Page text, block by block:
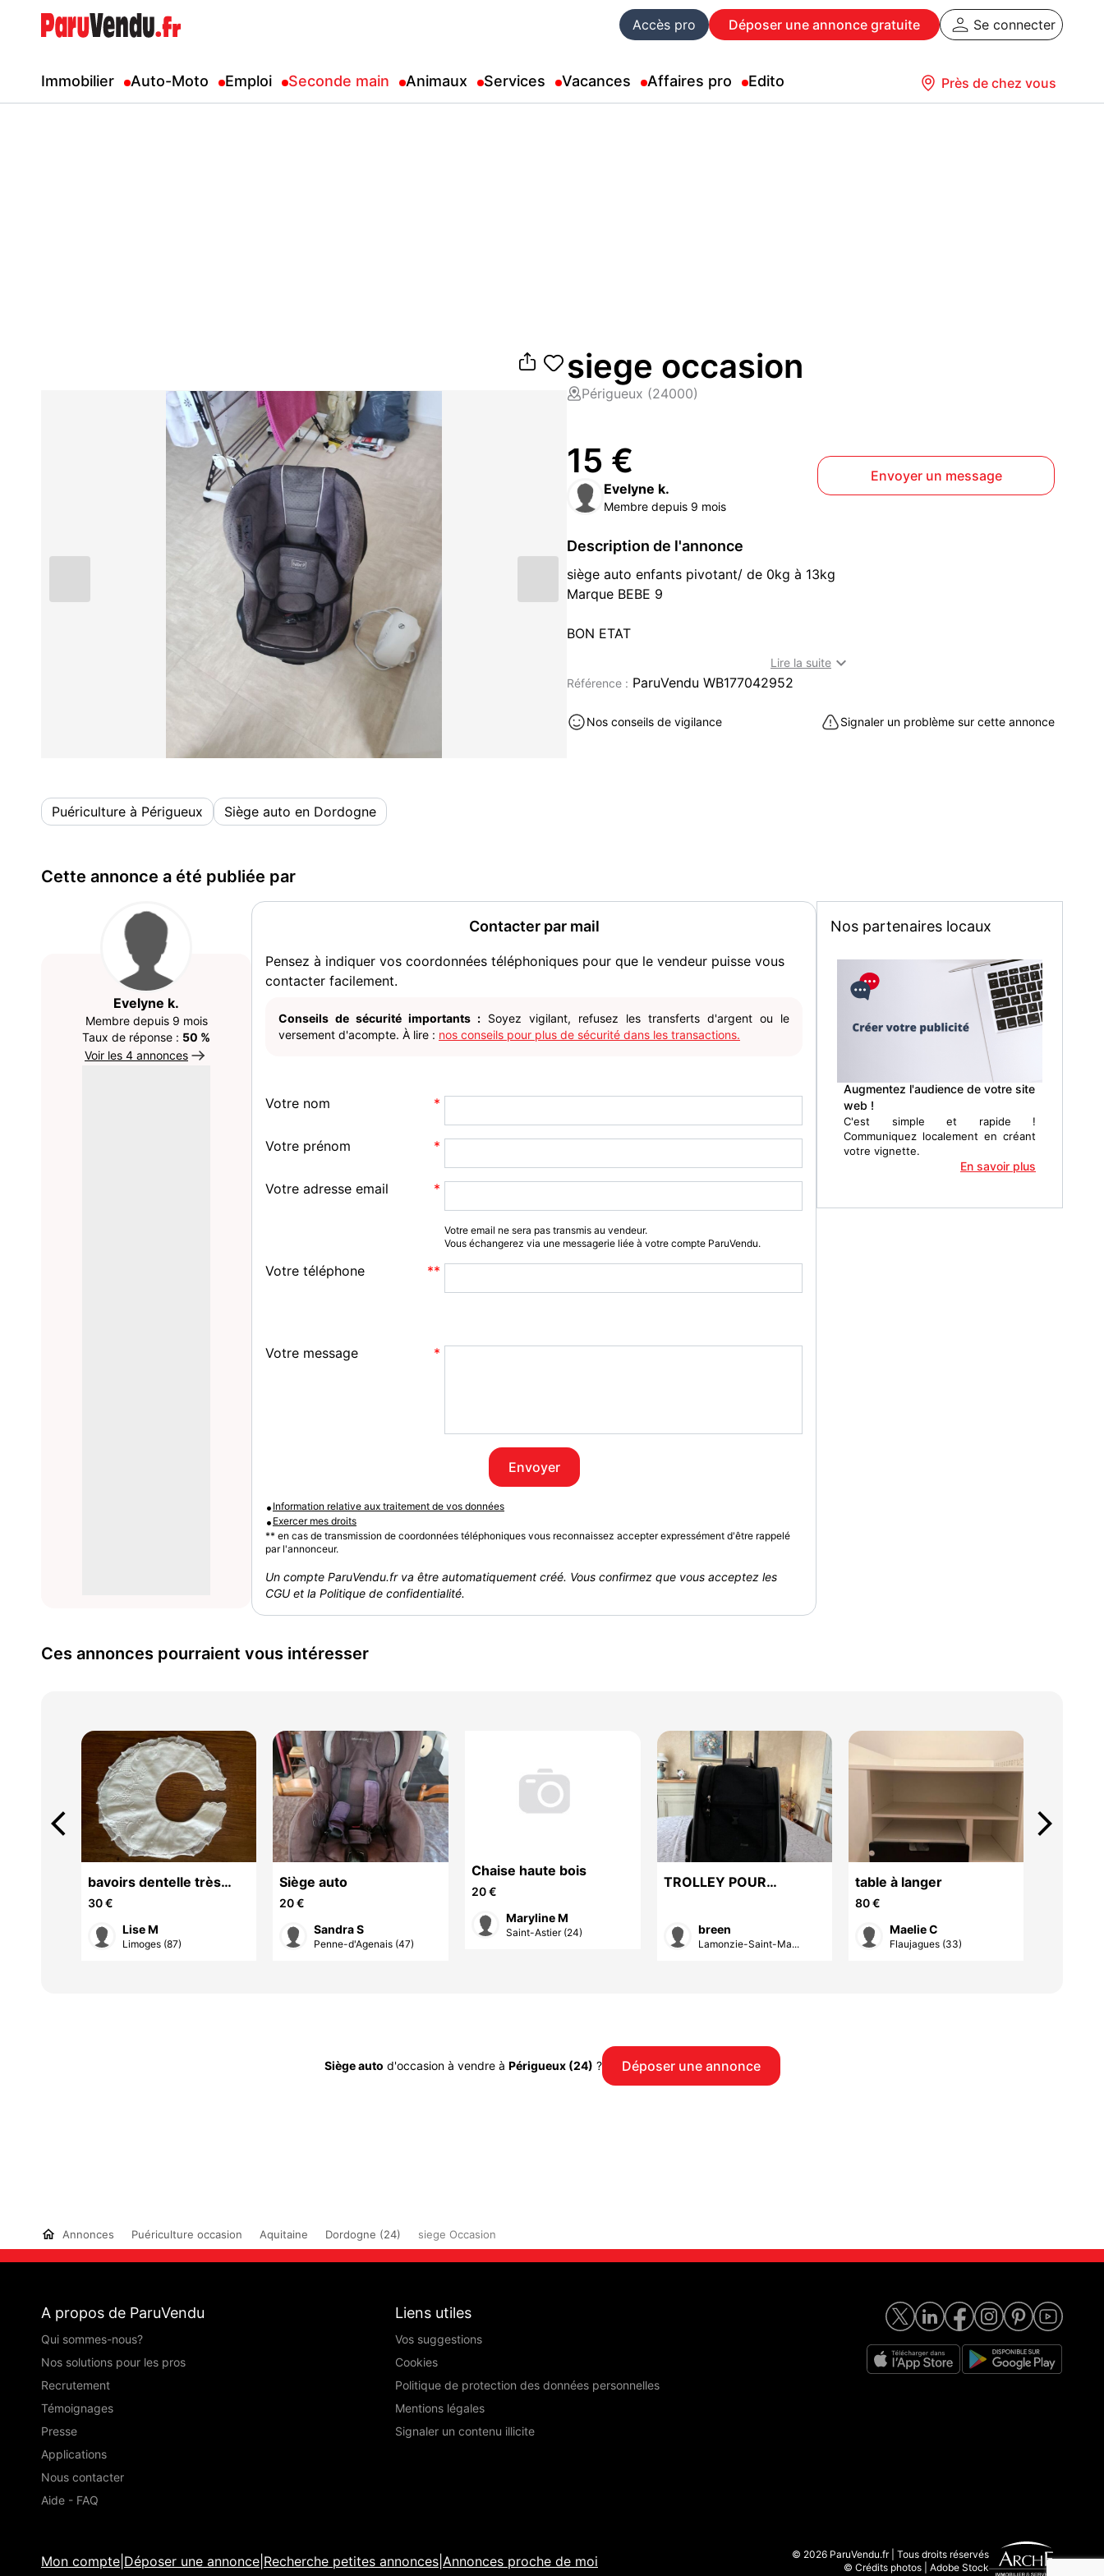
Accès pro Déposer une annonce gratuite Se connecter
Immobilier Auto-Moto Emploi Seconde main Animaux Services Vacances Affaires pro Edito Près de chez vous
siege occasion
Périgueux (24000)
15 €
Evelyne k.
Membre depuis 9 mois
Envoyer un message
Description de l'annonce
siège auto enfants pivotant/ de 0kg à 13kg
Marque BEBE 9
BON ETAT
Lire la suite 
Référence : ParuVendu WB177042952
Nos conseils de vigilance Signaler un problème sur cette annonce
Puériculture à Périgueux Siège auto en Dordogne
Cette annonce a été publiée par
Evelyne k.
Membre depuis 9 mois
Taux de réponse : 50 %
Voir les 4 annonces
Contacter par mail
Pensez à indiquer vos coordonnées téléphoniques pour que le vendeur puisse vous
contacter facilement.
Conseils de sécurité importants : Soyez vigilant, refusez les transferts d'argent ou le
versement d'acompte. À lire : nos conseils pour plus de sécurité dans les transactions.
Votre nom
Votre prénom
Votre adresse email
Votre email ne sera pas transmis au vendeur.
Vous échangerez via une messagerie liée à votre compte ParuVendu.
Votre téléphone
Votre message
Envoyer
• Information relative aux traitement de vos données
• Exercer mes droits
** en cas de transmission de coordonnées téléphoniques vous reconnaissez accepter expressément d'être rappelé
par l'annonceur.
Un compte ParuVendu.fr va être automatiquement créé. Vous confirmez que vous acceptez les
CGU et la Politique de confidentialité.
Nos partenaires locaux
Augmentez l'audience de votre site
web !
C'est simple et rapide !
Communiquez localement en créant
votre vignette.
En savoir plus
Ces annonces pourraient vous intéresser
bavoirs dentelle très
anciens
30 €
Lise M
Limoges (87)
Siège auto
20 €
Sandra S
Penne-d'Agenais (47)
Chaise haute bois
20 €
Maryline M
Saint-Astier (24)
TROLLEY POUR
CHIEN DE TAILLE
MOYENNE
breen
Lamonzie-Saint-Ma...
table à langer
80 €
Maelie C
Flaujagues (33)
arrow_back_ios arrow_forward_ios
Siège auto d'occasion à vendre à Périgueux (24) ? Déposer une annonce
Annonces Puériculture occasion Aquitaine Dordogne (24) siege Occasion
A propos de ParuVendu
Qui sommes-nous?
Nos solutions pour les pros
Recrutement
Témoignages
Presse
Applications
Nous contacter
Aide - FAQ
Liens utiles
Vos suggestions
Cookies
Politique de protection des données personnelles
Mentions légales
Signaler un contenu illicite
Mon compte Déposer une annonce Recherche petites annonces Annonces proche de moi
© 2026 ParuVendu.fr | Tous droits réservés
© Crédits photos | Adobe Stock